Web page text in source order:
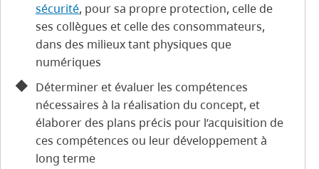
sécurité, pour sa propre protection, celle de
ses collègues et celle des consommateurs,
dans des milieux tant physiques que
numériques
Déterminer et évaluer les compétences
nécessaires à la réalisation du concept, et
élaborer des plans précis pour l’acquisition de
ces compétences ou leur développement à
long terme